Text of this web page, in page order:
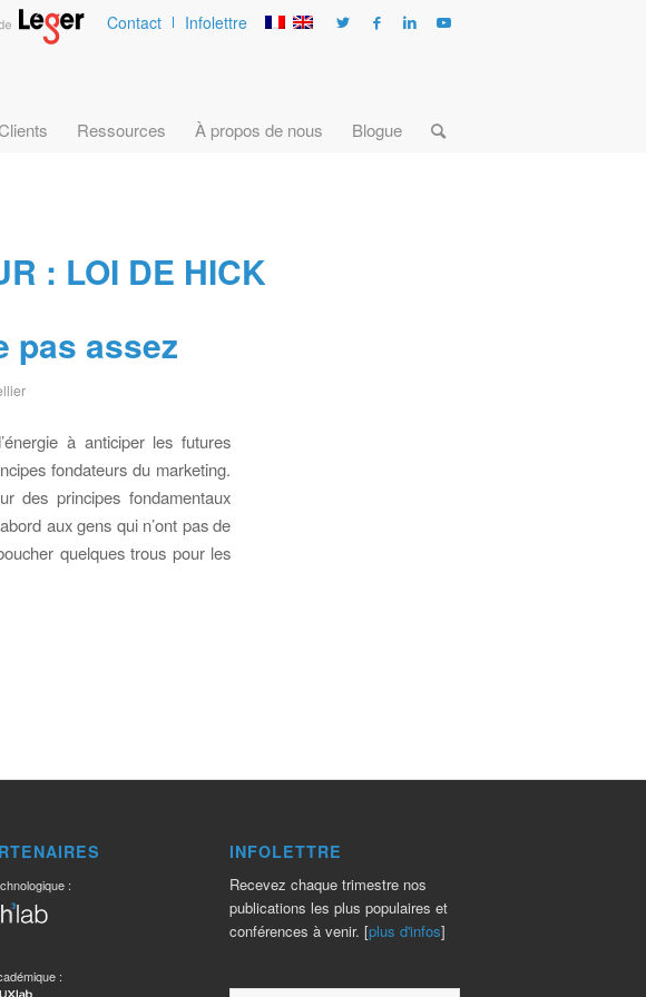
Contact Infolettre
Ressources À propos de nous Blogue
: LOI DE HICK
pas assez
à anticiper les futures
fondateurs du marketing.
des principes fondamentaux
aux gens qui n’ont pas de
quelques trous pour les
:
:
INFOLETTRE
Recevez chaque trimestre nos
publications les plus populaires et
conférences à venir. [plus d'infos]